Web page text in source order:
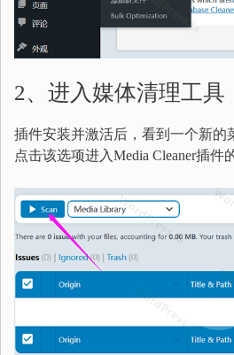
2、进入媒体清理工具
插件安装并激活后，看到一个新的
点击该选项进入Media Cleaner插件